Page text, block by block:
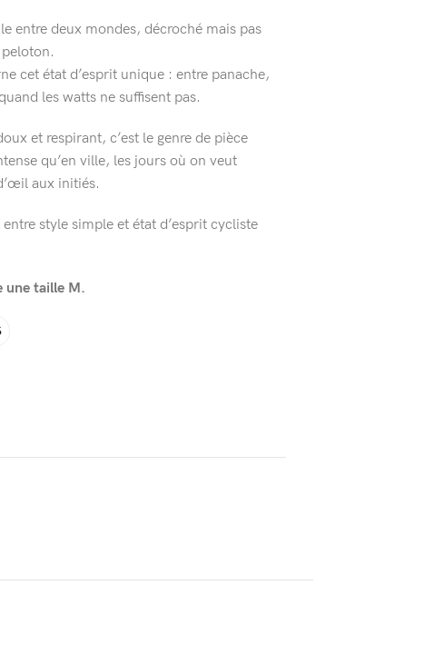
entre deux mondes, décroché mais pas
cet état d’esprit unique : entre panache,
les watts ne suffisent pas.
et respirant, c’est le genre de pièce
qu’en ville, les jours où on veut
aux initiés.
style simple et état d’esprit cycliste
une taille M.